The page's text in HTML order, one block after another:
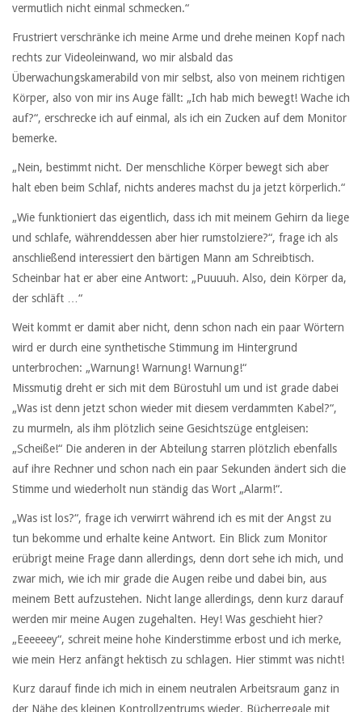
vermutlich nicht einmal schmecken.“
Frustriert verschränke ich meine Arme und drehe meinen Kopf nach
rechts zur Videoleinwand, wo mir alsbald das
Überwachungskamerabild von mir selbst, also von meinem richtigen
Körper, also von mir ins Auge fällt: „Ich hab mich bewegt! Wache ich
auf?“, erschrecke ich auf einmal, als ich ein Zucken auf dem Monitor
bemerke.
„Nein, bestimmt nicht. Der menschliche Körper bewegt sich aber
halt eben beim Schlaf, nichts anderes machst du ja jetzt körperlich.“
„Wie funktioniert das eigentlich, dass ich mit meinem Gehirn da liege
und schlafe, währenddessen aber hier rumstolziere?“, frage ich als
anschließend interessiert den bärtigen Mann am Schreibtisch.
Scheinbar hat er aber eine Antwort: „Puuuuh. Also, dein Körper da,
der schläft …“
Weit kommt er damit aber nicht, denn schon nach ein paar Wörtern
wird er durch eine synthetische Stimmung im Hintergrund
unterbrochen: „Warnung! Warnung! Warnung!“
Missmutig dreht er sich mit dem Bürostuhl um und ist grade dabei
„Was ist denn jetzt schon wieder mit diesem verdammten Kabel?“,
zu murmeln, als ihm plötzlich seine Gesichtszüge entgleisen:
„Scheiße!“ Die anderen in der Abteilung starren plötzlich ebenfalls
auf ihre Rechner und schon nach ein paar Sekunden ändert sich die
Stimme und wiederholt nun ständig das Wort „Alarm!“.
„Was ist los?“, frage ich verwirrt während ich es mit der Angst zu
tun bekomme und erhalte keine Antwort. Ein Blick zum Monitor
erübrigt meine Frage dann allerdings, denn dort sehe ich mich, und
zwar mich, wie ich mir grade die Augen reibe und dabei bin, aus
meinem Bett aufzustehen. Nicht lange allerdings, denn kurz darauf
werden mir meine Augen zugehalten. Hey! Was geschieht hier?
„Eeeeeey“, schreit meine hohe Kinderstimme erbost und ich merke,
wie mein Herz anfängt hektisch zu schlagen. Hier stimmt was nicht!
Kurz darauf finde ich mich in einem neutralen Arbeitsraum ganz in
der Nähe des kleinen Kontrollzentrums wieder. Bücherregale mit